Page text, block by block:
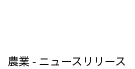
農業 - ニュースリリース